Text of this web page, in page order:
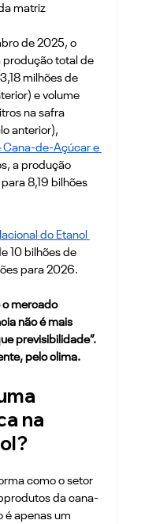
matriz
de 2025, o
produção total de
milhões de
e volume
na safra
anterior),
Cana-de-Açúcar e
a produção
8,19 bilhões
do Etanol
10 bilhões de
para 2026.
o mercado
não é mais
previsibilidade”.
pelo clima.
na
como o setor
da cana-
é apenas um